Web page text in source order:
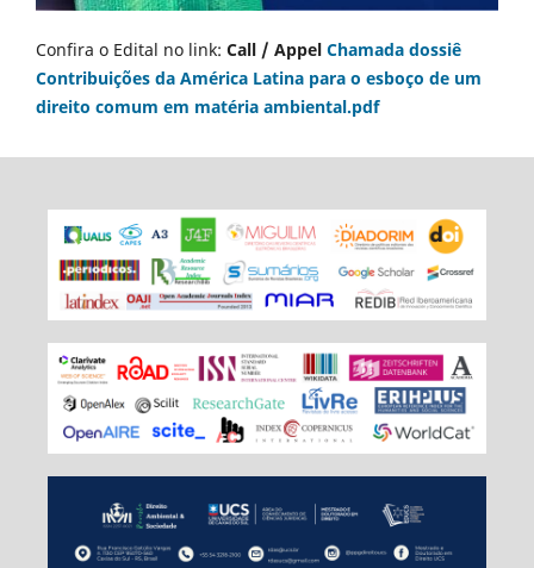
Confira o Edital no link: Call / Appel Chamada dossiê
Contribuições da América Latina para o esboço de um
direito comum em matéria ambiental.pdf